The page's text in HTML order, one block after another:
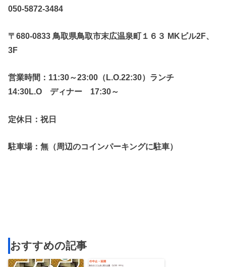
050-5872-3484
〒680-0833 鳥取県鳥取市末広温泉町１６３ MKビル2F、
3F
営業時間：11:30～23:00（L.O.22:30）ランチ
14:30L.O ディナー 17:30～
定休日：祝日
駐車場：無（周辺のコインパーキングに駐車）
おすすめの記事